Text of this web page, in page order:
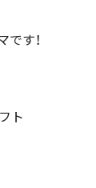
す！
ト